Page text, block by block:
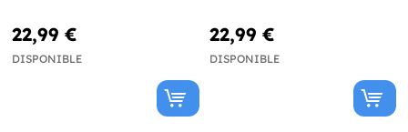
22,99 €
DISPONIBLE
22,99 €
DISPONIBLE